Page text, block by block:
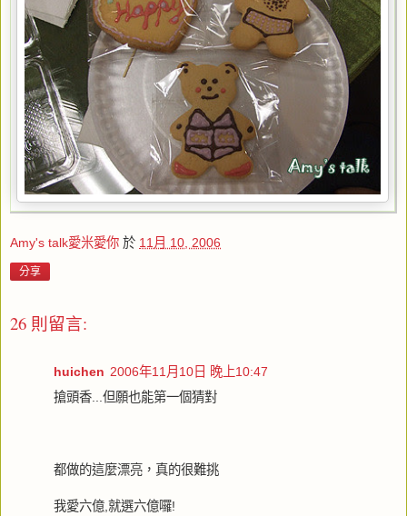
Amy's talk愛米愛你 於 11月 10, 2006
分享
26 則留言:
huichen 2006年11月10日 晚上10:47
搶頭香...但願也能第一個猜對
都做的這麼漂亮，真的很難挑
我愛六億,就選六億囉!